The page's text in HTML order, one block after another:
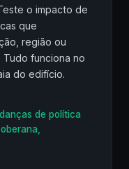
o impacto de
que
região ou
funciona no
do edifício.
de política